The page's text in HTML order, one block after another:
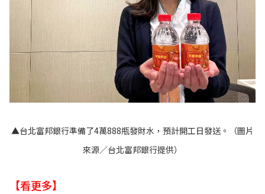
▲台北富邦銀行準備了4萬888瓶發財水，預計開工日發送。（圖片
來源／台北富邦銀行提供）
【看更多】